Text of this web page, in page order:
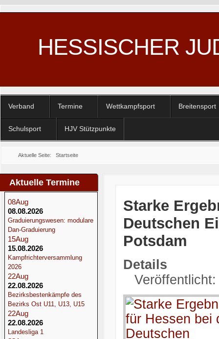
HESSISCHER
Verband Termine Wettkampfsport Breitensport
Schulsport HJV Stützpunkte
Aktuelle Seite: Startseite
Aktuelle Termine
08Aug
08.08.2026
Graduierungswesen: modulare
Dan-Graduierung
15Aug
15.08.2026
Kampfrichterversammlung
2026
22Aug
22.08.2026
Bezirksbestenkämpfe des
Bezirks Ost U11, U13, U15
22Aug
22.08.2026
Landesliga 1
Starke
Deutschen
Potsdam
Details